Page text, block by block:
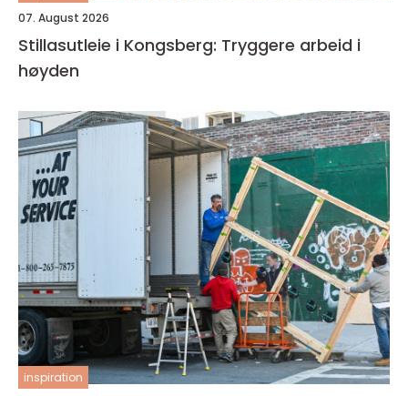
07. August 2026
Stillasutleie i Kongsberg: Tryggere arbeid i
høyden
inspiration